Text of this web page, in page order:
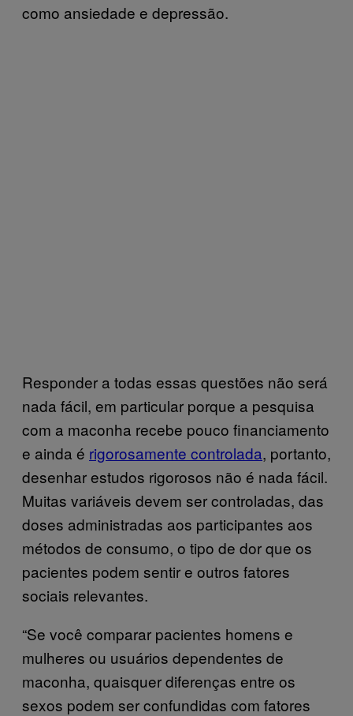
como ansiedade e depressão.
Responder a todas essas questões não será
nada fácil, em particular porque a pesquisa
com a maconha recebe pouco financiamento
e ainda é rigorosamente controlada, portanto,
desenhar estudos rigorosos não é nada fácil.
Muitas variáveis devem ser controladas, das
doses administradas aos participantes aos
métodos de consumo, o tipo de dor que os
pacientes podem sentir e outros fatores
sociais relevantes.
“Se você comparar pacientes homens e
mulheres ou usuários dependentes de
maconha, quaisquer diferenças entre os
sexos podem ser confundidas com fatores